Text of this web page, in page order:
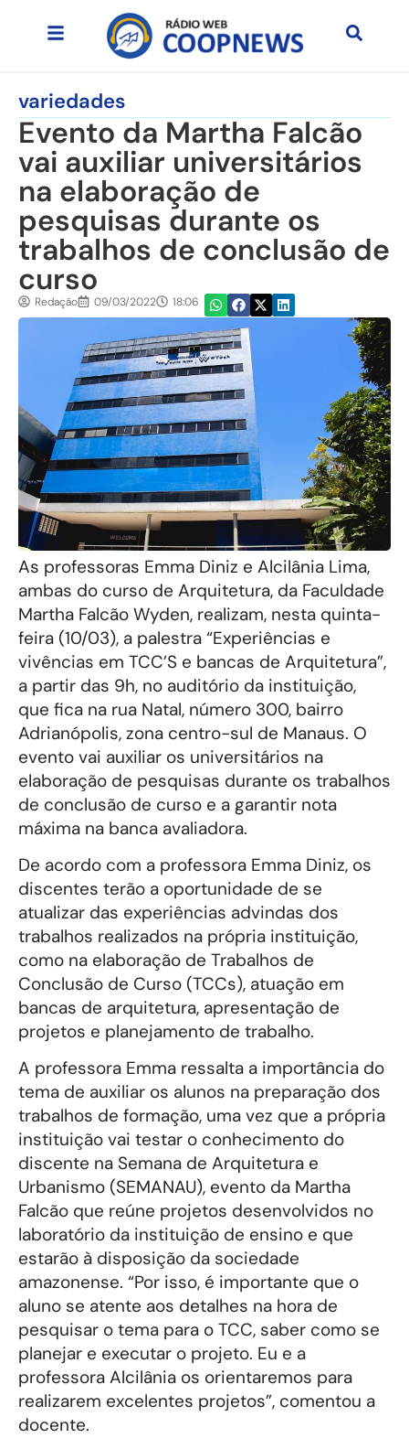
variedades
Evento da Martha Falcão
vai auxiliar universitários
na elaboração de
pesquisas durante os
trabalhos de conclusão de
curso
Redação 09/03/2022 18:06
As professoras Emma Diniz e Alcilânia Lima,
ambas do curso de Arquitetura, da Faculdade
Martha Falcão Wyden, realizam, nesta quinta-
feira (10/03), a palestra “Experiências e
vivências em TCC’S e bancas de Arquitetura”,
a partir das 9h, no auditório da instituição,
que fica na rua Natal, número 300, bairro
Adrianópolis, zona centro-sul de Manaus. O
evento vai auxiliar os universitários na
elaboração de pesquisas durante os trabalhos
de conclusão de curso e a garantir nota
máxima na banca avaliadora.
De acordo com a professora Emma Diniz, os
discentes terão a oportunidade de se
atualizar das experiências advindas dos
trabalhos realizados na própria instituição,
como na elaboração de Trabalhos de
Conclusão de Curso (TCCs), atuação em
bancas de arquitetura, apresentação de
projetos e planejamento de trabalho.
A professora Emma ressalta a importância do
tema de auxiliar os alunos na preparação dos
trabalhos de formação, uma vez que a própria
instituição vai testar o conhecimento do
discente na Semana de Arquitetura e
Urbanismo (SEMANAU), evento da Martha
Falcão que reúne projetos desenvolvidos no
laboratório da instituição de ensino e que
estarão à disposição da sociedade
amazonense. “Por isso, é importante que o
aluno se atente aos detalhes na hora de
pesquisar o tema para o TCC, saber como se
planejar e executar o projeto. Eu e a
professora Alcilânia os orientaremos para
realizarem excelentes projetos”, comentou a
docente.